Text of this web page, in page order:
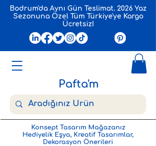
Pafta'm
Bodrum'da Aynı Gün Teslimat. 2026 Yaz
Sezonuna Özel Tüm Türkiye'ye Kargo
Ücretsiz!
Konsept Tasarım Mağazanız
Hediyelik Eşya, Kreatif Tasarımlar,
Dekorasyon Önerileri